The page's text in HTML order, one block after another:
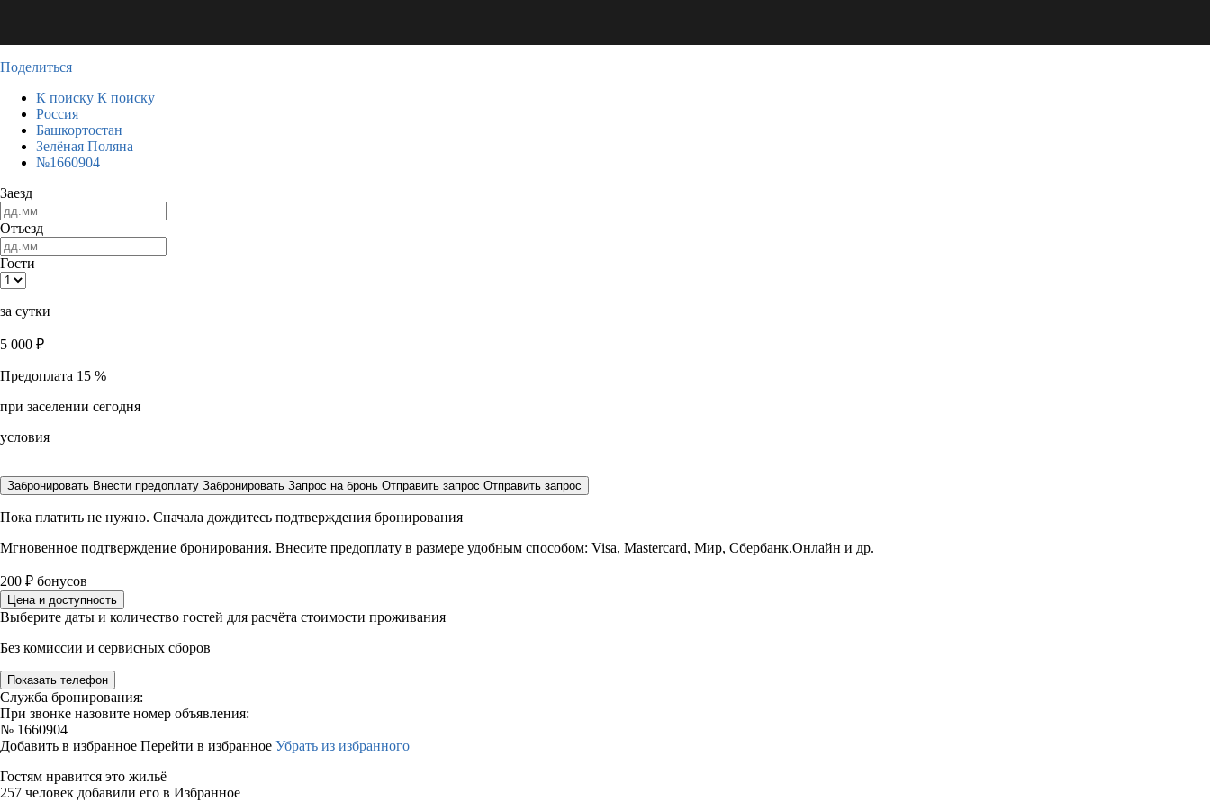
Поделиться
К поиску К поиску
Россия
Башкортостан
Зелёная Поляна
№1660904
Заезд
Отъезд
Гости
за сутки
5 000 ₽
Предоплата 15 %
при заселении сегодня
условия
Забронировать Внести предоплату Забронировать Запрос на бронь Отправить запрос Отправить запрос
Пока платить не нужно. Сначала дождитесь подтверждения бронирования
Мгновенное подтверждение бронирования. Внесите предоплату в размере удобным способом: Visa, Mastercard, Мир, Сбербанк.Онлайн и др.
200 ₽ бонусов
Цена и доступность
Выберите даты и количество гостей для расчёта стоимости проживания
Без комиссии и сервисных сборов
Показать телефон
Служба бронирования:
При звонке назовите номер объявления:
№ 1660904
Добавить в избранное Перейти в избранное Убрать из избранного
Гостям нравится это жильё
257 человек добавили его в Избранное